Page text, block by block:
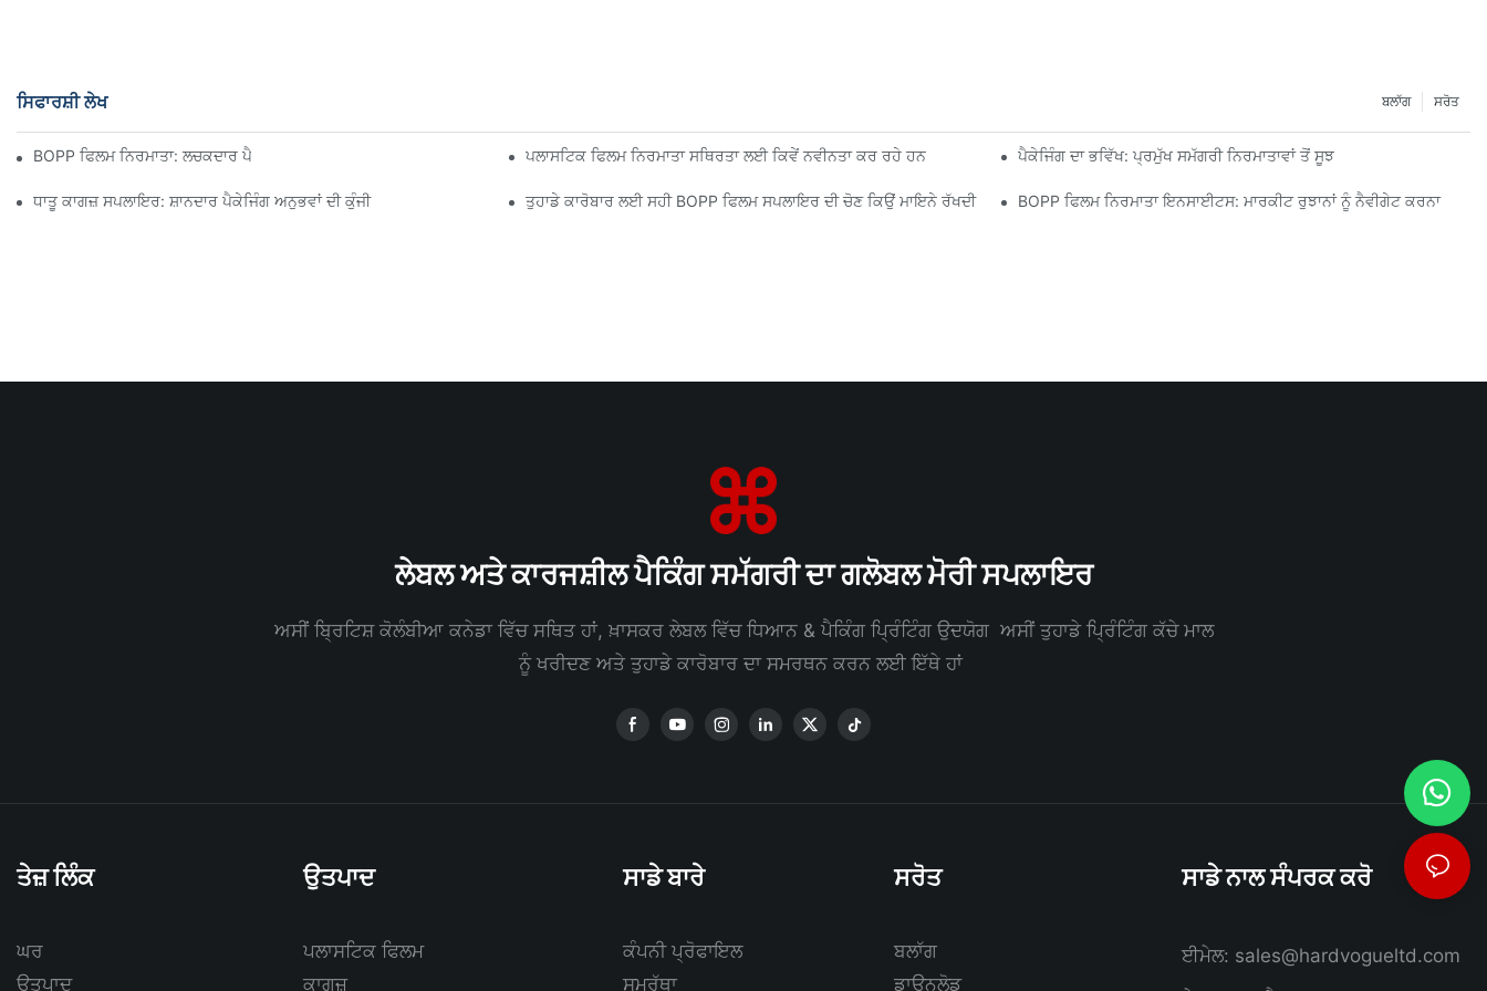
ਸਿਫਾਰਸ਼ੀ ਲੇਖ ਸਰੋਤ
ਬਲਾੱਗ
BOPP ਫਿਲਮ ਨਿਰਮਾਤਾ: ਲਚਕਦਾਰ ਪੈਕੇਜਿੰਗ ਦੀ ਰੀੜ੍ਹ ਦੀ ਹੱਡੀ ਪਲਾਸਟਿਕ ਫਿਲਮ ਨਿਰਮਾਤਾ ਸਥਿਰਤਾ ਲਈ ਕਿਵੇਂ ਨਵੀਨਤਾ ਕਰ ਰਹੇ ਹਨ ਪੈਕੇਜਿੰਗ ਦਾ ਭਵਿੱਖ: ਪ੍ਰਮੁੱਖ ਸਮੱਗਰੀ ਨਿਰਮਾਤਾਵਾਂ ਤੋਂ ਸੂਝ
ਧਾਤੂ ਕਾਗਜ਼ ਸਪਲਾਇਰ: ਸ਼ਾਨਦਾਰ ਪੈਕੇਜਿੰਗ ਅਨੁਭਵਾਂ ਦੀ ਕੁੰਜੀ ਤੁਹਾਡੇ ਕਾਰੋਬਾਰ ਲਈ ਸਹੀ BOPP ਫਿਲਮ ਸਪਲਾਇਰ ਦੀ ਚੋਣ ਕਿਉਂ ਮਾਇਨੇ ਰੱਖਦੀ ਹੈ BOPP ਫਿਲਮ ਨਿਰਮਾਤਾ ਇਨਸਾਈਟਸ: ਮਾਰਕੀਟ ਰੁਝਾਨਾਂ ਨੂੰ ਨੈਵੀਗੇਟ ਕਰਨਾ
ਲੇਬਲ ਅਤੇ ਕਾਰਜਸ਼ੀਲ ਪੈਕਿੰਗ ਸਮੱਗਰੀ ਦਾ ਗਲੋਬਲ ਮੋਰੀ ਸਪਲਾਇਰ
ਅਸੀਂ ਬ੍ਰਿਟਿਸ਼ ਕੋਲੰਬੀਆ ਕਨੇਡਾ ਵਿੱਚ ਸਥਿਤ ਹਾਂ, ਖ਼ਾਸਕਰ ਲੇਬਲ ਵਿੱਚ ਧਿਆਨ & ਪੈਕਿੰਗ ਪ੍ਰਿੰਟਿੰਗ ਉਦਯੋਗ ਅਸੀਂ ਤੁਹਾਡੇ ਪ੍ਰਿੰਟਿੰਗ ਕੱਚੇ ਮਾਲ
ਨੂੰ ਖਰੀਦਣ ਅਤੇ ਤੁਹਾਡੇ ਕਾਰੋਬਾਰ ਦਾ ਸਮਰਥਨ ਕਰਨ ਲਈ ਇੱਥੇ ਹਾਂ
ਤੇਜ਼ ਲਿੰਕ
ਘਰ
ਉਤਪਾਦ
ਉਤਪਾਦ
ਪਲਾਸਟਿਕ ਫਿਲਮ
ਕਾਗਜ਼
ਸਾਡੇ ਬਾਰੇ
ਕੰਪਨੀ ਪ੍ਰੋਫਾਇਲ
ਸਮਰੱਥਾ
ਸਰੋਤ
ਬਲਾੱਗ
ਡਾਊਨਲੋਡ
ਸਾਡੇ ਨਾਲ ਸੰਪਰਕ ਕਰੋ
ਈਮੇਲ: sales@hardvogueltd.com